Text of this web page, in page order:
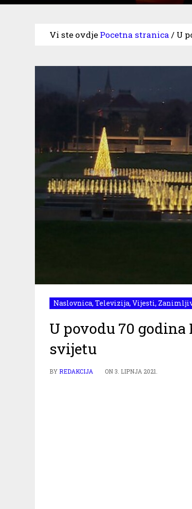
Vi ste ovdje Pocetna stranica / U
Naslovnica, Televizija, Vijesti,
U povodu 70
svijetu
BYREDAKCIJA ON 3. LIPNJA 2021.